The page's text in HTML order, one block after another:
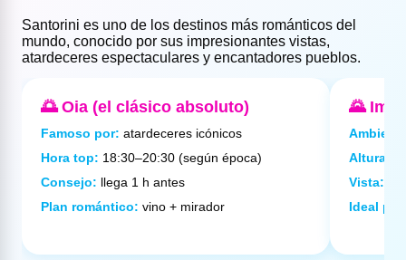
Santorini es uno de los destinos más románticos del
mundo, conocido por sus impresionantes vistas,
atardeceres espectaculares y encantadores pueblos.
🌅 Oia (el clásico absoluto)
Famoso por: atardeceres icónicos
Hora top: 18:30–20:30 (según época)
Consejo: llega 1 h antes
Plan romántico: vino + mirador
🌄
Altura:
Vista:
Ideal